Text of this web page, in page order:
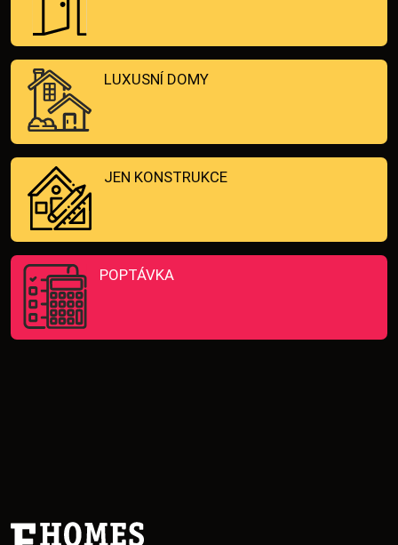
LUXUSNÍ DOMY
JEN KONSTRUKCE
POPTÁVKA